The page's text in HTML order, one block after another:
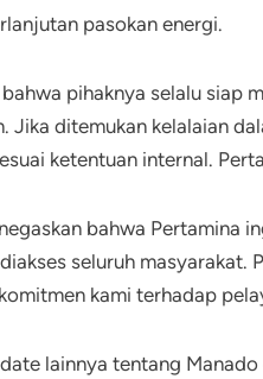
pasokan energi.
pihaknya selalu siap
Jika ditemukan kelalaian
ketentuan internal.
bahwa Pertamina
seluruh masyarakat.
kami terhadap
lainnya tentang